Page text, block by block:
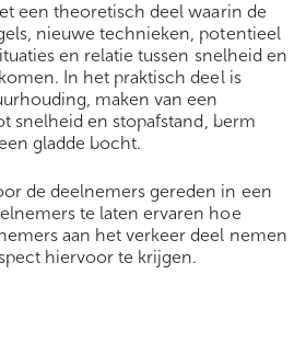
een theoretisch deel waarin de
nieuwe technieken, potentieel
en relatie tussen snelheid en
In het praktisch deel is
maken van een
snelheid en stopafstand, berm
gladde bocht.
de deelnemers gereden in een
te laten ervaren hoe
aan het verkeer deel nemen
hiervoor te krijgen.